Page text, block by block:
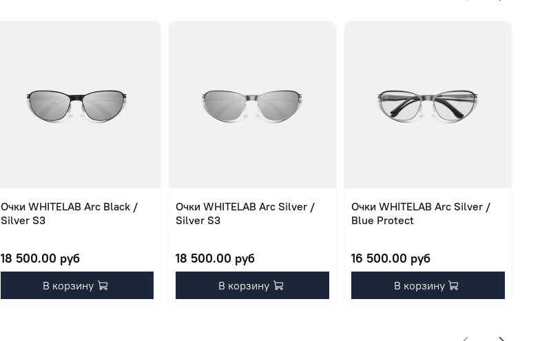
Очки WHITELAB Arc Black /
Silver S3
18 500.00 руб
В корзину
Очки WHITELAB Arc Silver /
Silver S3
18 500.00 руб
В корзину
Очки WHITELAB Arc Silver /
Blue Protect
16 500.00 руб
В корзину